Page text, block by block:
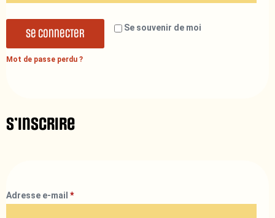
Se souvenir de moi
Se connecter
Mot de passe perdu ?
S’inscrire
Adresse e-mail *